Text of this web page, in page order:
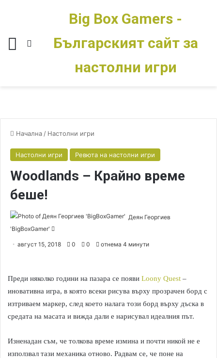
Меню Switch skin
Big Box Gamers -
Българският сайт за
настолни игри
Начална / Настолни игри
Настолни игри Ревюта на настолни игри
Woodlands – Крайно време
беше!
Деян Георгиев
'BigBoxGamer'
e
l
август 15, 2018 0 0 отнема 4 минути
Преди няколко години на пазара се появи Loony Quest –
иновативна игра, в която всеки рисува върху прозрачен борд с
изтриваем маркер, след което налага този борд върху дъска в
средата на масата и вижда дали е нарисувал идеалния път.
Изненадан съм, че толкова време измина и почти никой не е
използвал тази механика отново. Радвам се, че поне на